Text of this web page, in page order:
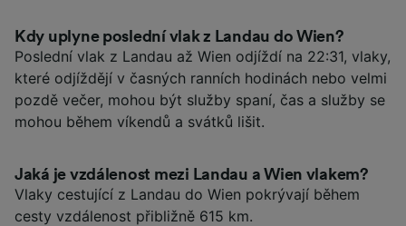
Kdy uplyne poslední vlak z Landau do Wien?
Poslední vlak z Landau až Wien odjíždí na 22:31, vlaky,
které odjíždějí v časných ranních hodinách nebo velmi
pozdě večer, mohou být služby spaní, čas a služby se
mohou během víkendů a svátků lišit.
Jaká je vzdálenost mezi Landau a Wien vlakem?
Vlaky cestující z Landau do Wien pokrývají během
cesty vzdálenost přibližně 615 km.